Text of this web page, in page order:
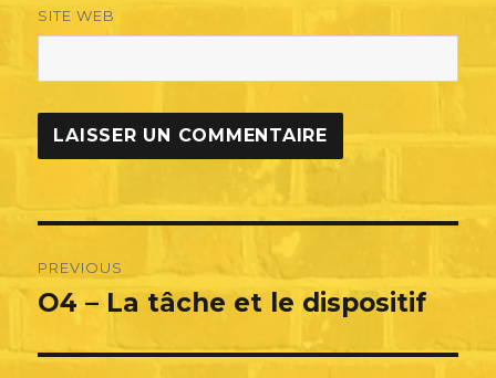
SITE WEB
de
PREVIOUS
Previous
O4 – La tâche et le dispositif